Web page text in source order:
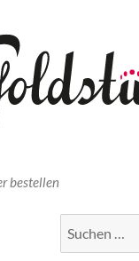
bestellen
nach: